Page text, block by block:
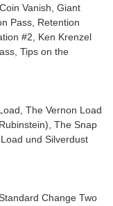
Vanish, Giant
Pass, Retention
#2, Ken Krenzel
Tips on the
The Vernon Load
The Snap
und Silverdust
Change Two